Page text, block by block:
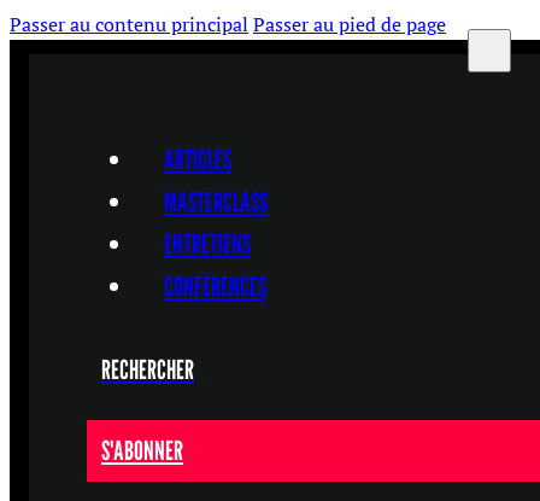
Passer au contenu principal Passer au pied de page
ARTICLES
MASTERCLASS
ENTRETIENS
CONFÉRENCES
RECHERCHER
S'ABONNER